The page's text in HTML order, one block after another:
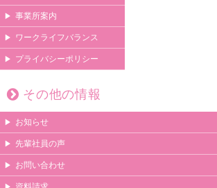
事業所案内
ワークライフバランス
プライバシーポリシー
その他の情報
お知らせ
先輩社員の声
お問い合わせ